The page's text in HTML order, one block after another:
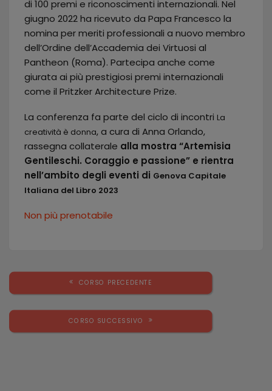
di 100 premi e riconoscimenti internazionali. Nel
giugno 2022 ha ricevuto da Papa Francesco la
nomina per meriti professionali a nuovo membro
dell’Ordine dell’Accademia dei Virtuosi al
Pantheon (Roma). Partecipa anche come
giurata ai più prestigiosi premi internazionali
come il Pritzker Architecture Prize.
La conferenza fa parte del ciclo di incontri La
creatività è donna, a cura di Anna Orlando,
rassegna collaterale alla mostra “Artemisia
Gentileschi. Coraggio e passione” e rientra
nell’ambito degli eventi di Genova Capitale
Italiana del Libro 2023
Non più prenotabile
CORSO PRECEDENTE
CORSO SUCCESSIVO